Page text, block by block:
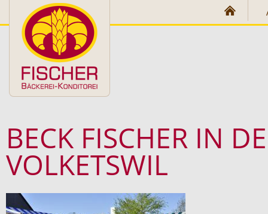
Direkt zum Inhalt
BECK FISCHER IN
VOLKETSWIL